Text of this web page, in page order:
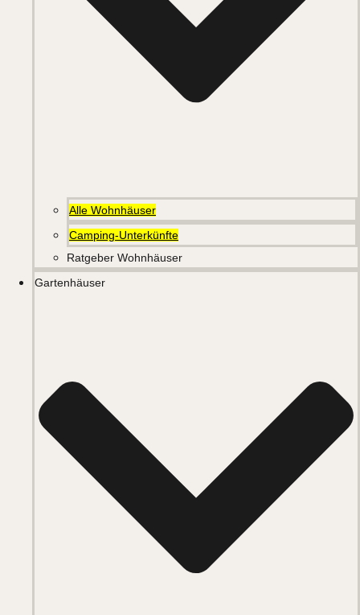
Alle Wohnhäuser
Camping-Unterkünfte
Ratgeber Wohnhäuser
Gartenhäuser